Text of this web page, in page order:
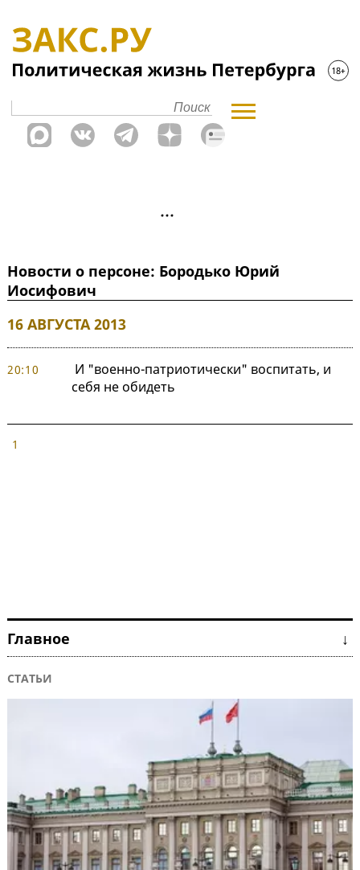
Новости о персоне: Бородько Юрий
Иосифович
16 АВГУСТА 2013
20:10
И "военно-патриотически" воспитать, и
себя не обидеть
1
Главное ↓
СТАТЬИ